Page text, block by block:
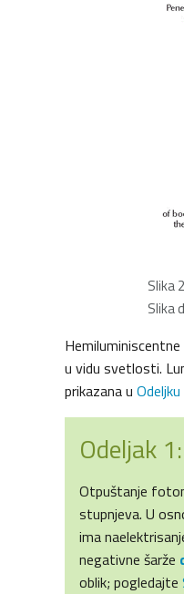
Slika
Slika
u vidu svetlosti.
prikazana u Odeljku
Odeljak
Otpuštanje
stupnjeva. U
ima
negativne šarže
oblik; pogledajte